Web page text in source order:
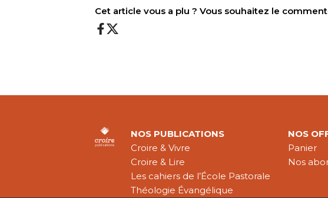
Cet article vous a plu ? Vous souhaitez le
NOS PUBLICATIONS
Croire & Vivre
Croire & Lire
Les cahiers de l’École Pastorale
Théologie Évangélique
NOS
Panier
Nos